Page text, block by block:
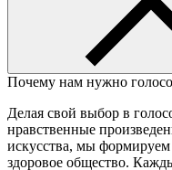
Почему нам нужно
Делая свой выбор в
нравственные
искусства, мы
здоровое общество.